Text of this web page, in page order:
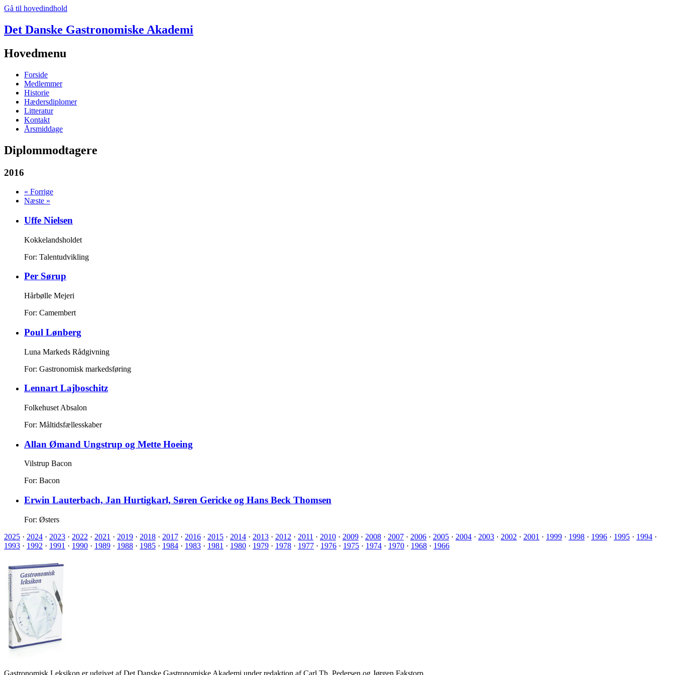
Gå til hovedindhold
Det Danske Gastronomiske Akademi
Hovedmenu
Forside
Medlemmer
Historie
Hædersdiplomer
Litteratur
Kontakt
Årsmiddage
Diplommodtagere
2016
« Forrige
Næste »
Uffe Nielsen
Kokkelandsholdet
For: Talentudvikling
Per Sørup
Hårbølle Mejeri
For: Camembert
Poul Lønberg
Luna Markeds Rådgivning
For: Gastronomisk markedsføring
Lennart Lajboschitz
Folkehuset Absalon
For: Måltidsfællesskaber
Allan Ømand Ungstrup og Mette Hoeing
Vilstrup Bacon
For: Bacon
Erwin Lauterbach, Jan Hurtigkarl, Søren Gericke og Hans Beck Thomsen
For: Østers
2025 · 2024 · 2023 · 2022 · 2021 · 2019 · 2018 · 2017 · 2016 · 2015 · 2014 · 2013 · 2012 · 2011 · 2010 · 2009 · 2008 · 2007 · 2006 · 2005 · 2004 · 2003 · 2002 · 2001 · 1999 · 1998 · 1996 · 1995 · 1994 ·
1993 · 1992 · 1991 · 1990 · 1989 · 1988 · 1985 · 1984 · 1983 · 1981 · 1980 · 1979 · 1978 · 1977 · 1976 · 1975 · 1974 · 1970 · 1968 · 1966
Gastronomisk Leksikon er udgivet af Det Danske Gastronomiske Akademi under redaktion af Carl Th. Pedersen og Jørgen Fakstorp.